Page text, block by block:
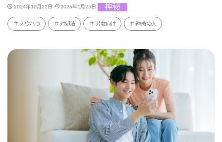
2024年10月22日 2026年1月25日 神秘
ノウハウ 対処法 男女向け 運命の人